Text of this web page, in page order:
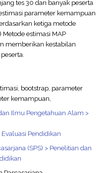
tes 30 dan banyak peserta
parameter kemampuan
ketiga metode
Metode estimasi MAP
memberikan kestabilan
bootstrap, parameter
kemampuan,
Ilmu Pengetahuan Alam >
Pendidikan
(SPS) > Penelitian dan